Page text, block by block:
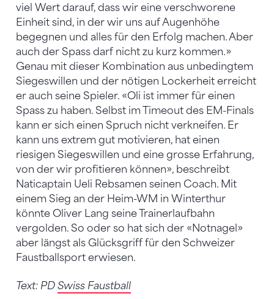
viel Wert darauf, dass wir eine verschworene
Einheit sind, in der wir uns auf Augenhöhe
begegnen und alles für den Erfolg machen. Aber
auch der Spass darf nicht zu kurz kommen.»
Genau mit dieser Kombination aus unbedingtem
Siegeswillen und der nötigen Lockerheit erreicht
er auch seine Spieler. «Oli ist immer für einen
Spass zu haben. Selbst im Timeout des EM-Finals
kann er sich einen Spruch nicht verkneifen. Er
kann uns extrem gut motivieren, hat einen
riesigen Siegeswillen und eine grosse Erfahrung,
von der wir profitieren können», beschreibt
Naticaptain Ueli Rebsamen seinen Coach. Mit
einem Sieg an der Heim-WM in Winterthur
könnte Oliver Lang seine Trainerlaufbahn
vergolden. So oder so hat sich der «Notnagel»
aber längst als Glücksgriff für den Schweizer
Faustballsport erwiesen.
Text: PD Swiss Faustball